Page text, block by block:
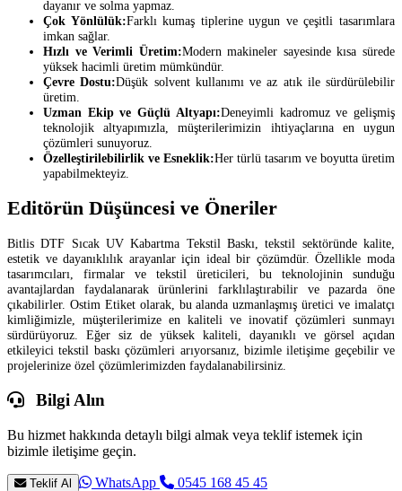
dayanır ve solma yapmaz.
Çok Yönlülük:Farklı kumaş tiplerine uygun ve çeşitli tasarımlara
imkan sağlar.
Hızlı ve Verimli Üretim:Modern makineler sayesinde kısa sürede
yüksek hacimli üretim mümkündür.
Çevre Dostu:Düşük solvent kullanımı ve az atık ile sürdürülebilir
üretim.
Uzman Ekip ve Güçlü Altyapı:Deneyimli kadromuz ve gelişmiş
teknolojik altyapımızla, müşterilerimizin ihtiyaçlarına en uygun
çözümleri sunuyoruz.
Özelleştirilebilirlik ve Esneklik:Her türlü tasarım ve boyutta üretim
yapabilmekteyiz.
Editörün Düşüncesi ve Öneriler
Bitlis DTF Sıcak UV Kabartma Tekstil Baskı, tekstil sektöründe kalite,
estetik ve dayanıklılık arayanlar için ideal bir çözümdür. Özellikle moda
tasarımcıları, firmalar ve tekstil üreticileri, bu teknolojinin sunduğu
avantajlardan faydalanarak ürünlerini farklılaştırabilir ve pazarda öne
çıkabilirler. Ostim Etiket olarak, bu alanda uzmanlaşmış üretici ve imalatçı
kimliğimizle, müşterilerimize en kaliteli ve inovatif çözümleri sunmayı
sürdürüyoruz. Eğer siz de yüksek kaliteli, dayanıklı ve görsel açıdan
etkileyici tekstil baskı çözümleri arıyorsanız, bizimle iletişime geçebilir ve
projelerinize özel çözümlerimizden faydalanabilirsiniz.
Bilgi Alın
Bu hizmet hakkında detaylı bilgi almak veya teklif istemek için
bizimle iletişime geçin.
Teklif Al WhatsApp 0545 168 45 45